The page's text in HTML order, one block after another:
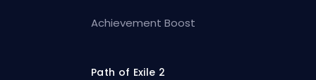
Achievement Boost
Path of Exile 2